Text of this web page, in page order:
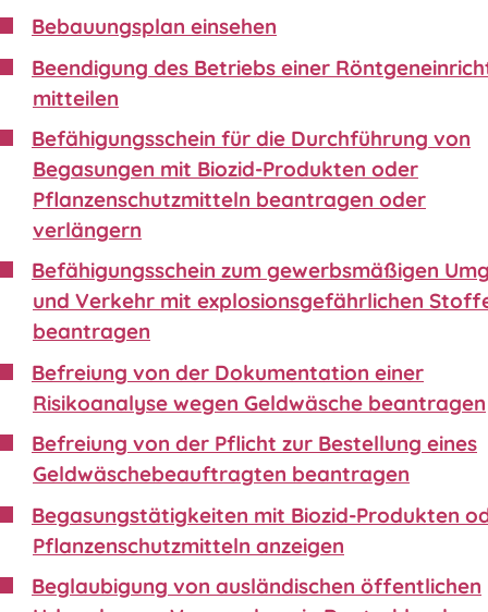
Bebauungsplan einsehen
Beendigung des Betriebs einer
mitteilen
Befähigungsschein für die Durchführung von
Begasungen mit Biozid-Produkten oder
Pflanzenschutzmitteln beantragen oder
verlängern
Befähigungsschein zum gewerbsmäßigen
und Verkehr mit explosionsgefährlichen
beantragen
Befreiung von der Dokumentation einer
Risikoanalyse wegen Geldwäsche beantragen
Befreiung von der Pflicht zur Bestellung eines
Geldwäschebeauftragten beantragen
Begasungstätigkeiten mit Biozid-Produkten
Pflanzenschutzmitteln anzeigen
Beglaubigung von ausländischen öffentlichen